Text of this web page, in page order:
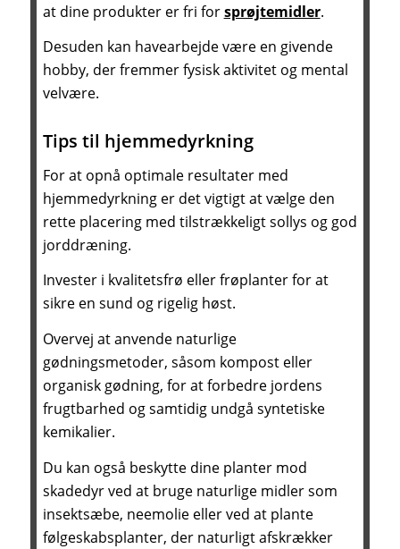
at dine produkter er fri forsprøjtemidler.
Desuden kan havearbejde være en givende
hobby, der fremmer fysisk aktivitet og mental
velvære.
Tips til hjemmedyrkning
For at opnå optimale resultater med
hjemmedyrkning er det vigtigt at vælge den
rette placering med tilstrækkeligt sollys og god
jorddræning.
Invester i kvalitetsfrø eller frøplanter for at
sikre en sund og rigelig høst.
Overvej at anvende naturlige
gødningsmetoder, såsom kompost eller
organisk gødning, for at forbedre jordens
frugtbarhed og samtidig undgå syntetiske
kemikalier.
Du kan også beskytte dine planter mod
skadedyr ved at bruge naturlige midler som
insektsæbe, neemolie eller ved at plante
følgeskabsplanter, der naturligt afskrækker